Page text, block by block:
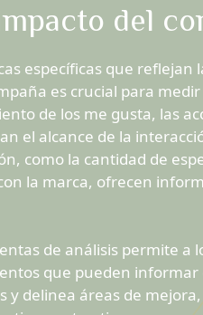
del
específicas que reflejan
es crucial para
de los me gusta, las
el alcance de la
como la cantidad de
la marca, ofrecen
de análisis permite a
que pueden
y delinea áreas de